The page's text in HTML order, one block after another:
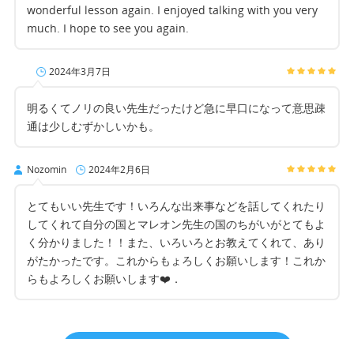
wonderful lesson again. I enjoyed talking with you very
much. I hope to see you again.
2024年3月7日
明るくてノリの良い先生だったけど急に早口になって意思疎
通は少しむずかしいかも。
Nozomin 2024年2月6日
とてもいい先生です！いろんな出来事などを話してくれたり
してくれて自分の国とマレオン先生の国のちがいがとてもよ
く分かりました！！また、いろいろとお教えてくれて、あり
がたかったです。これからもょろしくお願いします！これか
らもよろしくお願いします❤️．